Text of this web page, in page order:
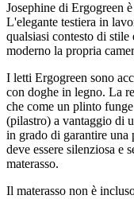
Josephine di Ergogreen
L'elegante testiera in
qualsiasi contesto di
moderno la propria
I letti Ergogreen sono
con doghe in legno. La
che come un plinto
(pilastro) a vantaggio di
in grado di garantire una
deve essere silenziosa e
materasso.
Il materasso non è